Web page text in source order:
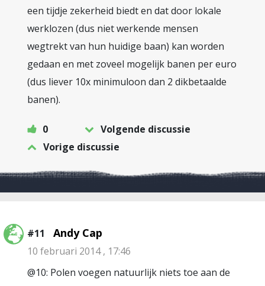
een tijdje zekerheid biedt en dat door lokale
werklozen (dus niet werkende mensen
wegtrekt van hun huidige baan) kan worden
gedaan en met zoveel mogelijk banen per euro
(dus liever 10x minimuloon dan 2 dikbetaalde
banen).
0
Volgende discussie
Vorige discussie
#11 Andy Cap
10 februari 2014 , 17:46
@10: Polen voegen natuurlijk niets toe aan de